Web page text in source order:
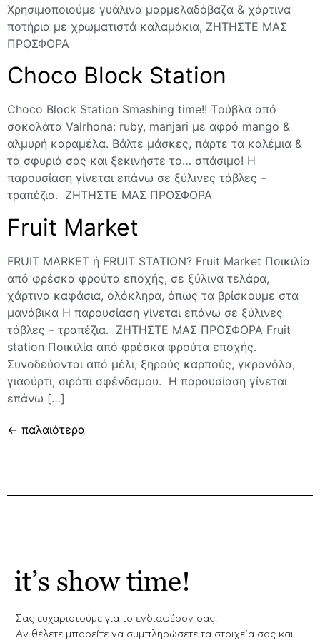
Χρησιμοποιούμε γυάλινα μαρμελαδόβαζα & χάρτινα
ποτήρια με χρωματιστά καλαμάκια, ΖΗΤΗΣΤΕ ΜΑΣ
ΠΡΟΣΦΟΡΑ
Choco Block Station
Choco Block Station Smashing time!! Tούβλα από
σοκολάτα Valrhona: ruby, manjari με αφρό mango &
αλμυρή καραμέλα. Bάλτε μάσκες, πάρτε τα καλέμια &
τα σφυριά σας και ξεκινήστε το… σπάσιμο! Η
παρουσίαση γίνεται επάνω σε ξύλινες τάβλες –
τραπέζια. ΖΗΤΗΣΤΕ ΜΑΣ ΠΡΟΣΦΟΡΑ
Fruit Market
FRUIT MARKET ή FRUIT STATION? Fruit Market Ποικιλία
από φρέσκα φρούτα εποχής, σε ξύλινα τελάρα,
χάρτινα καφάσια, ολόκληρα, όπως τα βρίσκουμε στα
μανάβικα Η παρουσίαση γίνεται επάνω σε ξύλινες
τάβλες – τραπέζια. ΖΗΤΗΣΤΕ ΜΑΣ ΠΡΟΣΦΟΡΑ Fruit
station Ποικιλία από φρέσκα φρούτα εποχής.
Συνοδεύονται από μέλι, ξηρούς καρπούς, γκρανόλα,
γιαούρτι, σιρόπι σφένδαμου. Η παρουσίαση γίνεται
επάνω […]
← παλαιότερα
it’s show time!
Σας ευχαριστούμε για το ενδιαφέρον σας.
Aν θέλετε μπορείτε να συμπληρώσετε τα στοιχεία σας και